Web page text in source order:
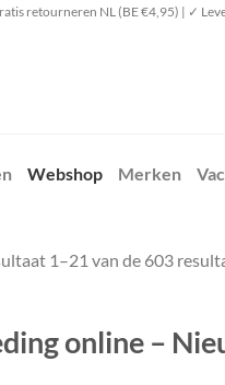
retourneren NL (BE €4,95) | ✓
Webshop Merken
1–21 van de 603
online –